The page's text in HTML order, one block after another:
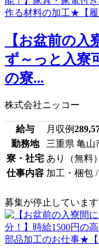
【お盆前の
ず～っと入寮
の寮...
株式会社ニッコー
給与 月収例
勤務地
三重県 亀山
寮・社宅 あり（無料）
仕事内容 加工・梱包
募集が停止しています